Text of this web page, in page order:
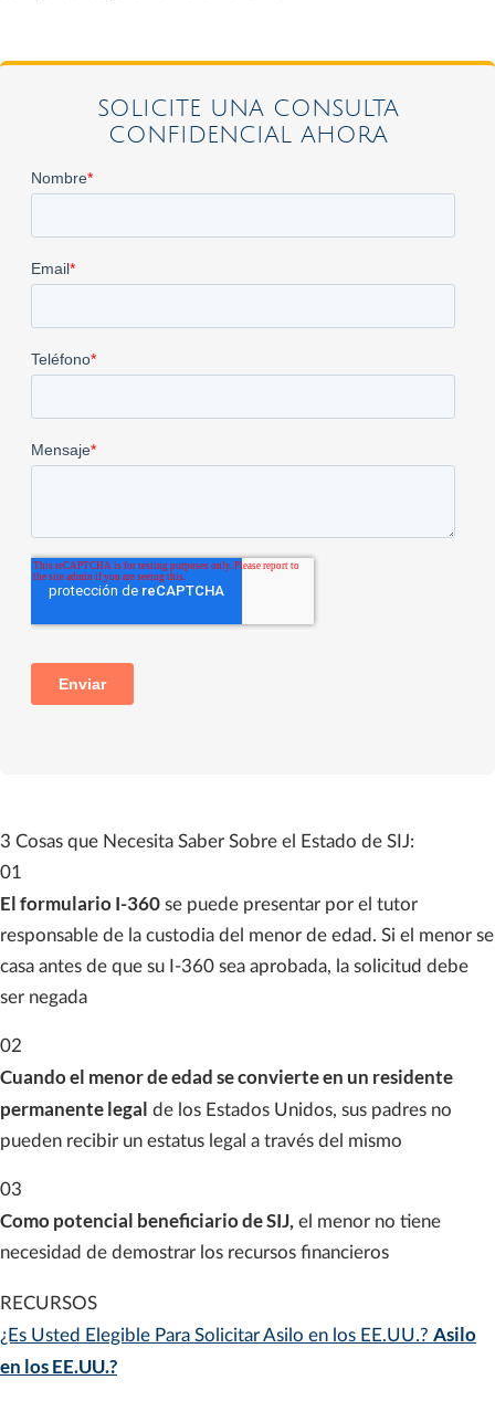
SOLICITE UNA CONSULTA
CONFIDENCIAL AHORA
3 Cosas que Necesita Saber Sobre el Estado de SIJ:
01
El formulario I-360 se puede presentar por el tutor
responsable de la custodia del menor de edad. Si el menor se
casa antes de que su I-360 sea aprobada, la solicitud debe
ser negada
02
Cuando el menor de edad se convierte en un residente
permanente legal de los Estados Unidos, sus padres no
pueden recibir un estatus legal a través del mismo
03
Como potencial beneficiario de SIJ, el menor no tiene
necesidad de demostrar los recursos financieros
RECURSOS
¿Es Usted Elegible Para Solicitar Asilo en los EE.UU.? Asilo
en los EE.UU.?